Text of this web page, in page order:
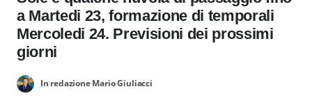
a Martedi 23, formazione di temporali
Mercoledi 24. Previsioni dei prossimi
giorni
In redazione Mario Giuliacci